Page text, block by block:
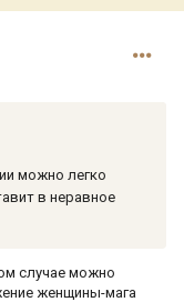
можно легко
в неравное
случае можно
женщины-мага